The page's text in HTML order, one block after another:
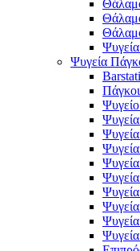
Ψυγεία